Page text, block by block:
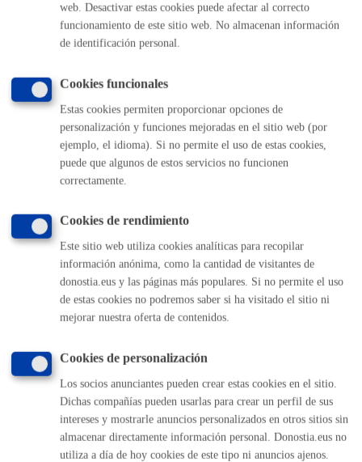
Licencias - Autorizaciones
Relaciones con la ciudadanía
Trámites económicos
Turismo
web. Desactivar estas cookies puede afectar al correcto
funcionamiento de este sitio web. No almacenan información
de identificación personal.
Cookies funcionales
Estas cookies permiten proporcionar opciones de
personalización y funciones mejoradas en el sitio web (por
ejemplo, el idioma). Si no permite el uso de estas cookies,
puede que algunos de estos servicios no funcionen
correctamente.
Cookies de rendimiento
Este sitio web utiliza cookies analíticas para recopilar
información anónima, como la cantidad de visitantes de
donostia.eus y las páginas más populares. Si no permite el uso
de estas cookies no podremos saber si ha visitado el sitio ni
mejorar nuestra oferta de contenidos.
Cookies de personalización
Los socios anunciantes pueden crear estas cookies en el sitio.
Dichas compañías pueden usarlas para crear un perfil de sus
intereses y mostrarle anuncios personalizados en otros sitios sin
almacenar directamente información personal. Donostia.eus no
utiliza a día de hoy cookies de este tipo ni anuncios ajenos.